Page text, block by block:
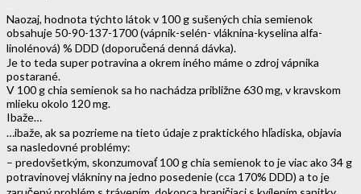
Naozaj, hodnota týchto látok v 100 g sušených chia semienok
obsahuje 50-90-137-1700 (vápnik-selén- vláknina-kyselina alfa-
linolénová) % DDD (doporučená denná dávka).
Je to teda super potravina a okrem iného máme o zdroj vápnika
postarané.
V 100 g chia semienok sa ho nachádza približne 630 mg, v kravskom
mlieku okolo 120 mg.
Ibaže…
…ibaže, ak sa pozrieme na tieto údaje z praktického hľadiska, objavia
sa nasledovné problémy:
– predovšetkým, skonzumovať 100 g chia semienok to je viac ako 34 g
potravinovej vlákniny na jedno posedenie (cca 170% DDD) a to je